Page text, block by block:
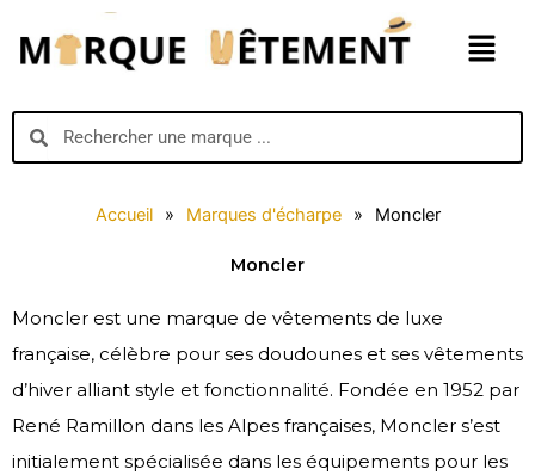
contenu
Menu
SearchSearch
Accueil » Marques d'écharpe » Moncler
Moncler
Moncler est une marque de vêtements de luxe
française, célèbre pour ses doudounes et ses vêtements
d’hiver alliant style et fonctionnalité. Fondée en 1952 par
René Ramillon dans les Alpes françaises, Moncler s’est
initialement spécialisée dans les équipements pour les